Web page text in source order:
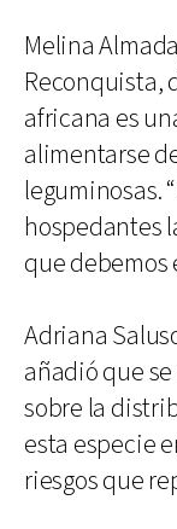
Melina
Reconquista,
africana es
alimentarse
leguminosas.
hospedantes
que debemos
Adriana
añadió que
sobre la
esta especie
riesgos que